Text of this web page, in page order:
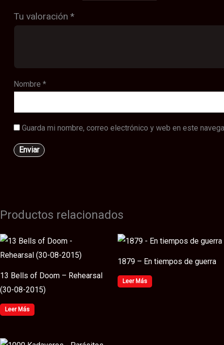
Tu valoración *
Nombre *
Guarda mi nombre, correo electrónico y web en este
Productos relacionados
13 Bells of Doom – Rehearsal
(30​-​08​-​2015)
Leer Más
1879 – En tiempos de guerra
Leer Más